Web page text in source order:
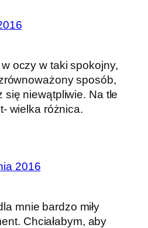
oczy w taki spokojny,
sposób,
niewątpliwie. Na tle
wielka różnica.
2016
mnie bardzo miły
Chciałabym, aby